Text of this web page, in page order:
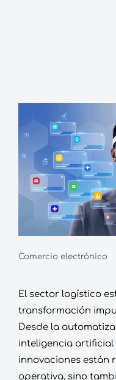
Comercio electrónico
El sector logístico
transformación
Desde la
inteligencia artificial
innovaciones están
operativa, sino